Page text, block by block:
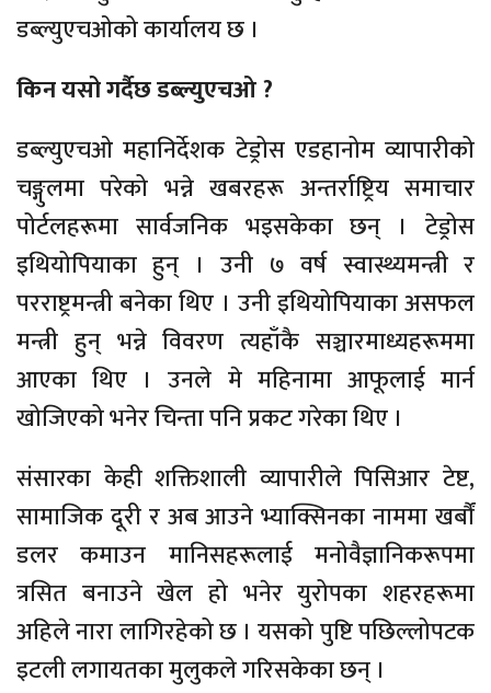
डब्ल्युएचओको कार्यालय छ ।
किन यसो गर्दैछ डब्ल्युएचओ ?
डब्ल्युएचओ महानिर्देशक टेड्रोस एडहानोम व्यापारीको
चङ्गुलमा परेको भन्ने खबरहरू अन्तर्राष्ट्रिय समाचार
पोर्टलहरूमा सार्वजनिक भइसकेका छन् । टेड्रोस
इथियोपियाका हुन् । उनी ७ वर्ष स्वास्थ्यमन्त्री र
परराष्ट्रमन्त्री बनेका थिए । उनी इथियोपियाका असफल
मन्त्री हुन् भन्ने विवरण त्यहाँकै सञ्चारमाध्यहरूममा
आएका थिए । उनले मे महिनामा आफूलाई मार्न
खोजिएको भनेर चिन्ता पनि प्रकट गरेका थिए ।
संसारका केही शक्तिशाली व्यापारीले पिसिआर टेष्ट,
सामाजिक दूरी र अब आउने भ्याक्सिनका नाममा खर्बौं
डलर कमाउन मानिसहरूलाई मनोवैज्ञानिकरूपमा
त्रसित बनाउने खेल हो भनेर युरोपका शहरहरूमा
अहिले नारा लागिरहेको छ । यसको पुष्टि पछिल्लोपटक
इटली लगायतका मुलुकले गरिसकेका छन् ।